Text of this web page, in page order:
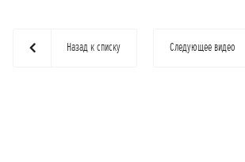
Назад к списку Следующее видео